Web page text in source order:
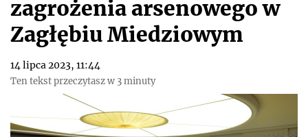
zagrożenia arsenowego w
Zagłębiu Miedziowym
14 lipca 2023, 11:44
Ten tekst przeczytasz w 3 minuty